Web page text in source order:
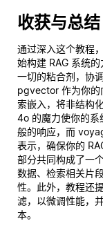
收获与总结
通过深入这个教程
始构建 RAG 系统
一切的粘合剂，协
pgvector 作为你的
索嵌入，将非结构
4o 的魔力使你的系
般的响应，而
表示，确保你的
部分共同构成了一
数据、检索相关片
性。此外，教程还
滤，以微调性能，
本。